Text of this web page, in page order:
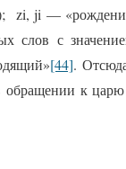
zi, ji —
слов с
[44].
к царю